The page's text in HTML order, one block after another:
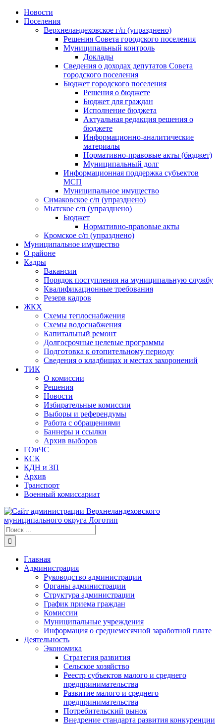
Skip
Новости
Поселения
Верхнеландеховское г/п (упразднено)
Решения Совета городского поселения
Муниципальный контроль
Доклады
Сведения о доходах депутатов Совета
городского поселения
Бюджет городского поселения
Решения о бюджете
Бюджет для граждан
Исполнение бюджета
Актуальная редакция решения о
бюджете
Информационно-аналитические
материалы
Нормативно-правовые акты (бюджет)
Муниципальный долг
Информационная поддержка субъектов
МСП
Муниципальное имущество
Симаковское с/п (упразднено)
Мытское с/п (упразднено)
Бюджет
Нормативно-правовые акты
Кромское с/п (упразднено)
Муниципальное имущество
О районе
Кадры
Вакансии
Порядок поступления на муниципальную службу
Квалификационные требования
Резерв кадров
ЖКХ
Схемы теплоснабжения
Схемы водоснабжения
Капитальный ремонт
Долгосрочные целевые программы
Подготовка к отопительному периоду
Сведения о кладбищах и местах захоронений
ТИК
О комиссии
Решения
Новости
Избирательные комиссии
Выборы и референдумы
Работа с обращениями
Баннеры и ссылки
Архив выборов
ГОиЧС
КСК
КДН и ЗП
Архив
Транспорт
Военный комиссариат
Результат
поиска:
Главная
Администрация
Руководство администрации
Органы администрации
Структура администрации
График приема граждан
Комиссии
Муниципальные учреждения
Информация о среднемесячной заработной плате
Деятельность
Экономика
Стратегия развития
Сельское хозяйство
Реестр субъектов малого и среднего
предпринимательства
Развитие малого и среднего
предпринимательства
Потребительский рынок
Внедрение стандарта развития конкуренции